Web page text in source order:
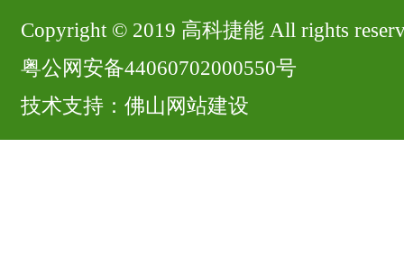
Copyright © 2019 高科捷能 All rights
粤公网安备44060702000550号
技术支持： 佛山网站建设